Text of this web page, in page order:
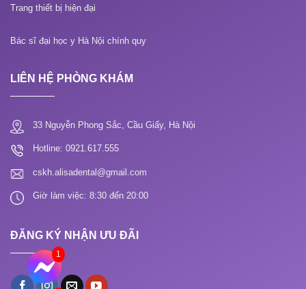
Trang thiết bị hiện đại
Bác sĩ đại học y Hà Nội chính quy
LIÊN HỆ PHÒNG KHÁM
33 Nguyễn Phong Sắc, Cầu Giấy, Hà Nội
Hotline: 0921.617.555
cskh.alisadental@gmail.com
Giờ làm việc: 8:30 đến 20:00
ĐĂNG KÝ NHẬN ƯU ĐÃI
1